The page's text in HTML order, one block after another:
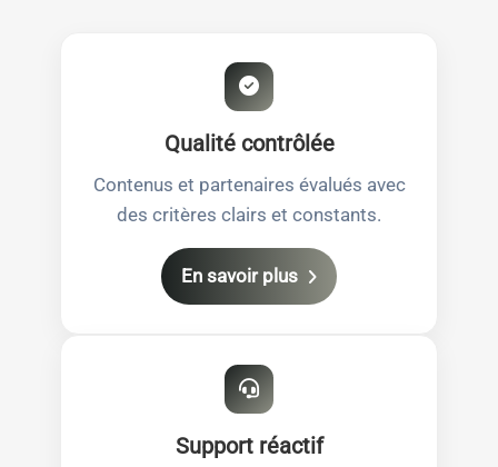
Qualité contrôlée
Contenus et partenaires évalués avec
des critères clairs et constants.
En savoir plus
Support réactif